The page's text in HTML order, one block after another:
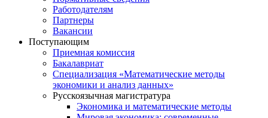
Работодателям
Партнеры
Вакансии
Поступающим
Приемная комиссия
Бакалавриат
Специализация «Математические методы
экономики и анализ данных»
Русскоязычная магистратура
Экономика и математические методы